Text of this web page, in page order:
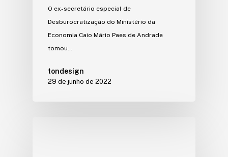
O ex-secretário especial de
Desburocratização do Ministério da
Economia Caio Mário Paes de Andrade
tomou…
tondesign
29 de junho de 2022